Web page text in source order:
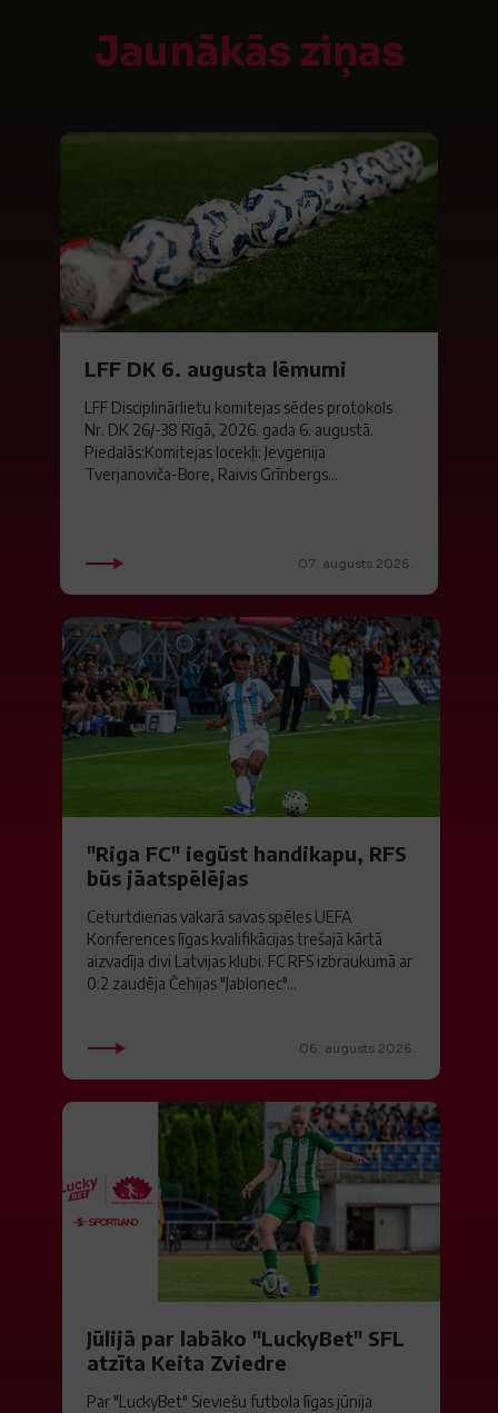
Jaunākās ziņas
LFF DK 6. augusta lēmumi
LFF Disciplinārlietu komitejas sēdes protokols
Nr. DK 26/-38 Rīgā, 2026. gada 6. augustā.
Piedalās:Komitejas locekļi: Jevgenija
Tverjanoviča-Bore, Raivis Grīnbergs...
07. augusts 2026.
"Riga FC" iegūst handikapu, RFS
būs jāatspēlējas
Ceturtdienas vakarā savas spēles UEFA
Konferences līgas kvalifikācijas trešajā kārtā
aizvadīja divi Latvijas klubi. FC RFS izbraukumā ar
0:2 zaudēja Čehijas "Jablonec"...
06. augusts 2026.
Jūlijā par labāko "LuckyBet" SFL
atzīta Keita Zviedre
Par "LuckyBet" Sieviešu futbola līgas jūnija